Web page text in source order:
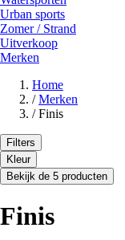
Urban sports
Zomer / Strand
Uitverkoop
Merken
Home
/ Merken
/ Finis
Filters
Kleur
Bekijk de 5 producten
Finis